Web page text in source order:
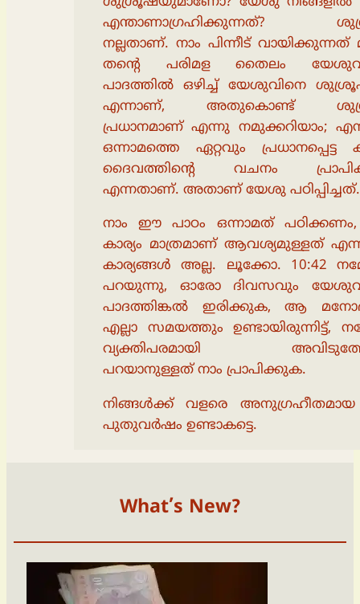
എന്താണാഗ്രഹിക്കുന്നത്?
നല്ലതാണ്. നാം പിന്നീട് വായിക്കുന്നത്
തൻ്റെ പരിമള തൈലം
പാദത്തിൽ ഒഴിച്ച് യേശുവിനെ
എന്നാണ്, അതുകൊണ്ട്
പ്രധാനമാണ് എന്നു നമുക്കറിയാം;
ഒന്നാമത്തെ ഏറ്റവും പ്രധാനപ്പെട്ട
ദൈവത്തിൻ്റെ വചനം
എന്നതാണ്. അതാണ് യേശു പഠിപ്പിച്ചത്.
നാം ഈ പാഠം ഒന്നാമത്
കാര്യം മാത്രമാണ് ആവശ്യമുള്ളത്
കാര്യങ്ങൾ അല്ല. ലൂക്കോ. 10:42
പറയുന്നു, ഓരോ ദിവസവും
പാദത്തിങ്കൽ ഇരിക്കുക, ആ
എല്ലാ സമയത്തും ഉണ്ടായിരുന്നിട്ട്,
വ്യക്തിപരമായി
പറയാനുള്ളത് നാം പ്രാപിക്കുക.
നിങ്ങൾക്ക് വളരെ
പുതുവർഷം ഉണ്ടാകട്ടെ.
What’s New?